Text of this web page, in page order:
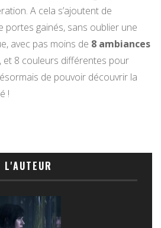
A cela s’ajoutent de
portes gainés, sans oublier une
avec pas moins de 8 ambiances
, et 8 couleurs différentes pour
de pouvoir découvrir la
!
L'AUTEUR